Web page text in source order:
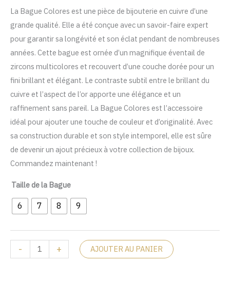
La Bague Colores est une pièce de bijouterie en cuivre d’une
grande qualité. Elle a été conçue avec un savoir-faire expert
pour garantir sa longévité et son éclat pendant de nombreuses
années. Cette bague est ornée d’un magnifique éventail de
zircons multicolores et recouvert d’une couche dorée pour un
fini brillant et élégant. Le contraste subtil entre le brillant du
cuivre et l’aspect de l’or apporte une élégance et un
raffinement sans pareil. La Bague Colores est l’accessoire
idéal pour ajouter une touche de couleur et d’originalité. Avec
sa construction durable et son style intemporel, elle est sûre
de devenir un ajout précieux à votre collection de bijoux.
Commandez maintenant !
Taille de la Bague
6 7 8 9
-
Colores
+ AJOUTER AU PANIER